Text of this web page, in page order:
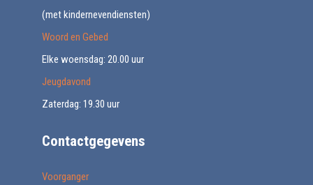
(met kindernevendiensten)
Woord en Gebed
Elke woensdag: 20.00 uur
Jeugdavond
Zaterdag: 19.30 uur
Contactgegevens
Voorganger